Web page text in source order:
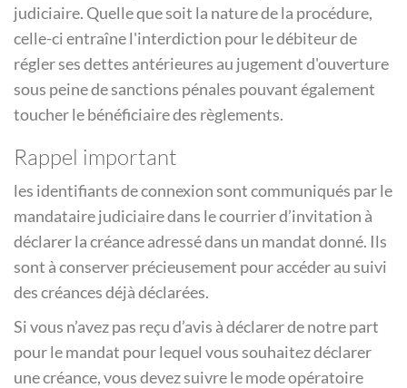
judiciaire. Quelle que soit la nature de la procédure,
celle-ci entraîne l'interdiction pour le débiteur de
régler ses dettes antérieures au jugement d'ouverture
sous peine de sanctions pénales pouvant également
toucher le bénéficiaire des règlements.
Rappel important
les identifiants de connexion sont communiqués par le
mandataire judiciaire dans le courrier d’invitation à
déclarer la créance adressé dans un mandat donné. Ils
sont à conserver précieusement pour accéder au suivi
des créances déjà déclarées.
Si vous n’avez pas reçu d’avis à déclarer de notre part
pour le mandat pour lequel vous souhaitez déclarer
une créance, vous devez suivre le mode opératoire